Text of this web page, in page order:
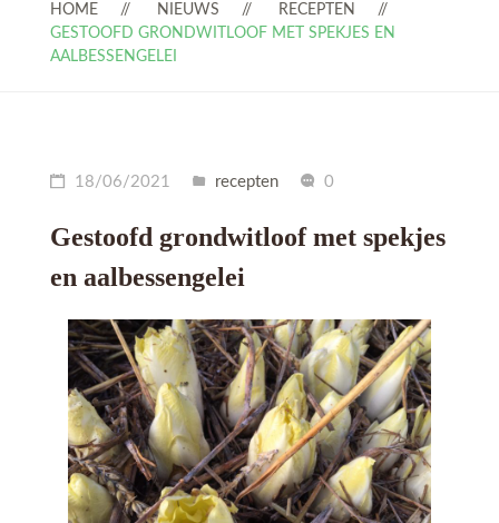
HOME NIEUWS
RECEPTEN
GESTOOFD GRONDWITLOOF MET SPEKJES EN
AALBESSENGELEI
18/06/2021 recepten 0
Gestoofd grondwitloof met spekjes
en aalbessengelei